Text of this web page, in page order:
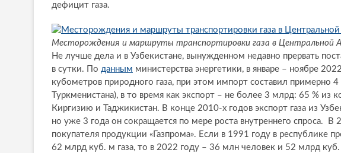
дефицит газа.
Месторождения и маршруты транспортировки газа в Центральной
Не лучше дела и в Узбекистане, вынужденном недавно прервать
в сутки. По данным министерства энергетики, в январе – ноябре
кубометров природного газа, при этом импорт составил примерно
Туркменистана), в то время как экспорт – не более 3 млрд: 65 %
Киргизию и Таджикистан. В конце 2010-х годов экспорт газа из
но уже 3 года он сокращается по мере роста внутреннего спроса. В
покупателя продукции «Газпрома». Если в 1991 году в республике
62 млрд куб. м газа, то в 2022 году – 36 млн человек и 52 млрд куб.